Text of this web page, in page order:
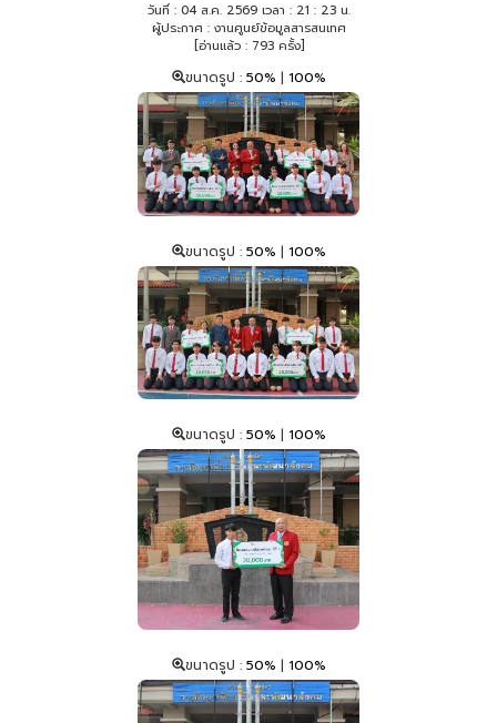
วันที่ : 04 ส.ค. 2569 เวลา : 21 : 23 น.
ผู้ประกาศ : งานศูนย์ข้อมูลสารสนเทศ
[อ่านแล้ว : 793 ครั้ง]
ขนาดรูป : 50% | 100%
ขนาดรูป : 50% | 100%
ขนาดรูป : 50% | 100%
ขนาดรูป : 50% | 100%